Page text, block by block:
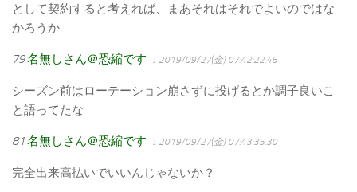
として契約すると考えれば、まあそれはそれでよいのではな
かろうか
79名無しさん＠恐縮です ：2019/09/27(金) 07:42:22.45
シーズン前はローテーション崩さずに投げるとか調子良いこ
と語ってたな
81名無しさん＠恐縮です ：2019/09/27(金) 07:43:35.30
完全出来高払いでいいんじゃないか？